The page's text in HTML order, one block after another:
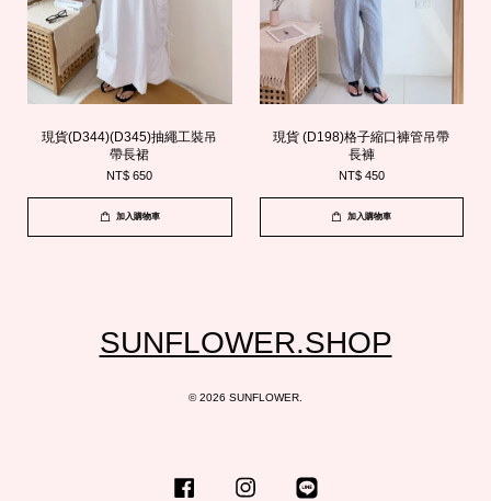
現貨(D344)(D345)抽繩工裝吊
帶長裙
NT$ 650
加入購物車
現貨 (D198)格子縮口褲管吊帶
長褲
NT$ 450
加入購物車
SUNFLOWER.SHOP
© 2026 SUNFLOWER.
Facebook Instagram